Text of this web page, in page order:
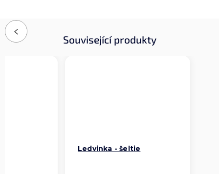
Související produkty
Previous
Ledvinka - šeltie